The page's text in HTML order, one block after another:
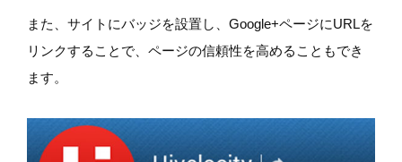
また、サイトにバッジを設置し、Google+ページにURLを
リンクすることで、ページの信頼性を高めることもでき
ます。